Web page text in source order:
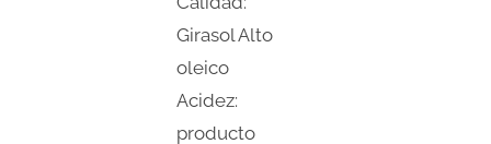
Girasol Alto
oleico
Acidez:
producto